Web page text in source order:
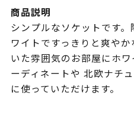
商品説明
シンプルなソケットです
ワイトですっきりと爽や
いた雰囲気のお部屋にホ
ーディネートや 北欧ナチ
に使っていただけます。